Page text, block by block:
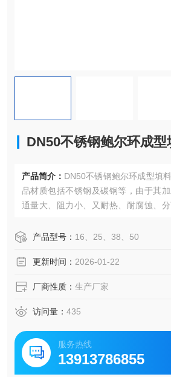
DN50不锈钢鲍尔环成型
产品简介： DN50不锈钢鲍尔环成型填
品材质包括不锈钢及碳钢等，由于其加
通量大、阻力小、又耐热、耐腐蚀、分
料。产品型号： 16、25、38、50
更新时间： 2026-01-22
厂商性质： 生产厂家
访问量： 435
服务热线
13913786855